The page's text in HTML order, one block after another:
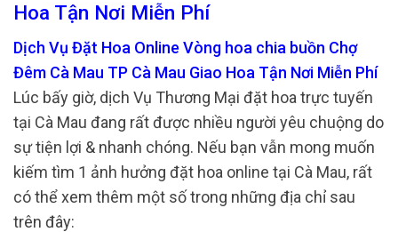
Hoa Tận Nơi Miễn Phí
Dịch Vụ Đặt Hoa Online Vòng hoa chia buồn Chợ
Đêm Cà Mau TP Cà Mau Giao Hoa Tận Nơi Miễn Phí
Lúc bấy giờ, dịch Vụ Thương Mại đặt hoa trực tuyến
tại Cà Mau đang rất được nhiều người yêu chuộng do
sự tiện lợi & nhanh chóng. Nếu bạn vẫn mong muốn
kiếm tìm 1 ảnh hưởng đặt hoa online tại Cà Mau, rất
có thể xem thêm một số trong những địa chỉ sau
trên đây: